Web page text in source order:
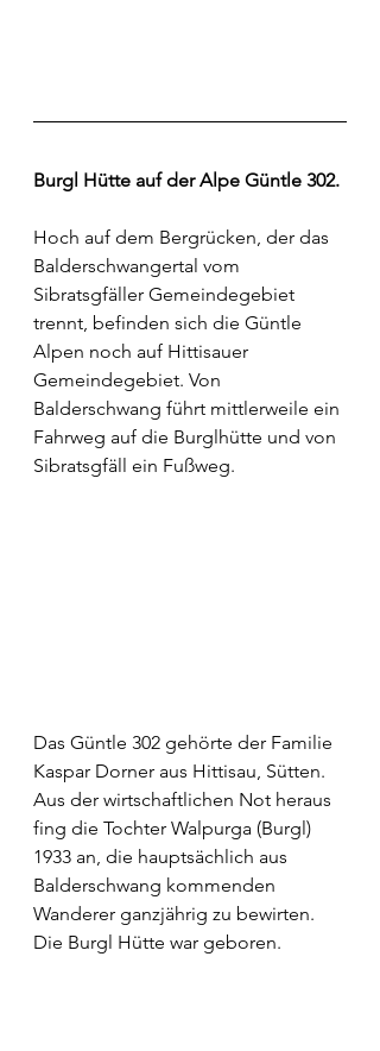
Burgl Hütte auf der Alpe Güntle 302.
Hoch auf dem Bergrücken, der das
Balderschwangertal vom
Sibratsgfäller Gemeindegebiet
trennt, befinden sich die Güntle
Alpen noch auf Hittisauer
Gemeindegebiet. Von
Balderschwang führt mittlerweile ein
Fahrweg auf die Burglhütte und von
Sibratsgfäll ein Fußweg.
Das Güntle 302 gehörte der Familie
Kaspar Dorner aus Hittisau, Sütten.
Aus der wirtschaftlichen Not heraus
fing die Tochter Walpurga (Burgl)
1933 an, die hauptsächlich aus
Balderschwang kommenden
Wanderer ganzjährig zu bewirten.
Die Burgl Hütte war geboren.